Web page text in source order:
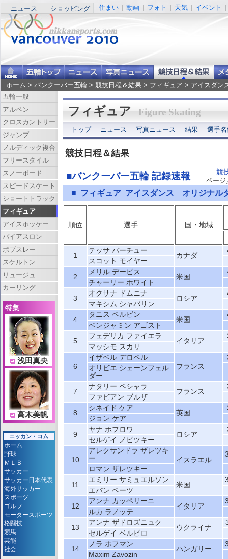
ニュース ショッピング 住まい 動画 フォト 天気 イベント
ホーム > バンクーバー五輪 > 競技日程＆結果 > フィギュア > アイスダン
フィギュア Figure Skating
トップ ニュース 写真ニュース 結果 選手
競技日程＆結果
■バンクーバー五輪 記録速報 競
ペー
■ フィギュア アイスダンス オリジナル
順位 選手 国・地域
1
テッサ バーチュー
カナダ
スコット モイヤー
2
メリル デービス
米国
チャーリー ホワイト
3
オクサナ ドムニナ
ロシア
マキシム シャバリン
4
タニス ベルビン
米国
ベンジャミン アゴスト
5
フェデリカ ファイエラ
イタリア
マッシモ スカリ
6
イザベル デロベル
フランス
オリビエ シェーンフェル
ダー
7
ナタリー ペシャラ
フランス
ファビアン ブルザ
8
シネイド ケア
英国
ジョン ケア
9
ヤナ ホフロワ
ロシア
セルゲイ ノビツキー
10
アレクサンドラ ザレツキ
ー
イスラエル
ロマン ザレツキー
11
エミリー サミュエルソン
米国
エバン ベーツ
12
アンナ カッペリーニ
イタリア
ルカ ラノッテ
13
アンナ ザドロズニュク
ウクライナ
セルゲイ ベルビロ
14
ノラ ホフマン
ハンガリー
Maxim Zavozin
五輪一般
アルペン
クロスカントリー
ジャンプ
ノルディック複合
フリースタイル
スノーボード
スピードスケート
ショートトラック
フィギュア
アイスホッケー
バイアスロン
ボブスレー
スケルトン
リュージュ
カーリング
特集
浅田真央
高木美帆
ニッカン・コム
ホーム
野球
ＭＬＢ
サッカー
サッカー日本代表
海外サッカー
スポーツ
ゴルフ
モータースポーツ
格闘技
競馬
芸能
社会